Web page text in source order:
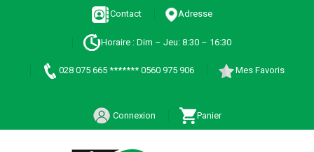
Contact Adresse
Horaire : Dim – Jeu: 8:30 – 16:30
028 075 665 ******* 0560 975 906 Mes Favoris
Connexion Panier